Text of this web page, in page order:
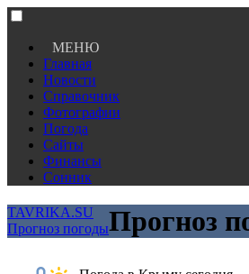
МЕНЮ
Главная
Новости
Справочник
Фотографии
Погода
Сайты
Финансы
Сонник
TAVRIKA.SU
Прогноз погодыПрогноз